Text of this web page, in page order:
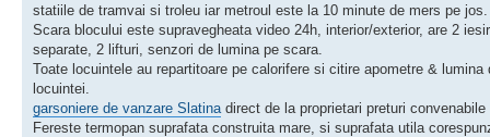
statiile de tramvai si troleu iar metroul este la 10 minute de mers pe jos.
Scara blocului este supravegheata video 24h, interior/exterior, are 2
separate, 2 lifturi, senzori de lumina pe scara.
Toate locuintele au repartitoare pe calorifere si citire apometre & lumina
locuintei.
garsoniere de vanzare Slatina direct de la proprietari preturi convenabile
Fereste termopan suprafata construita mare, si suprafata utila